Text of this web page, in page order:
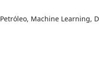
Petróleo, Machine Learning,